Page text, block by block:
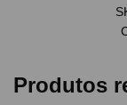
Produtos